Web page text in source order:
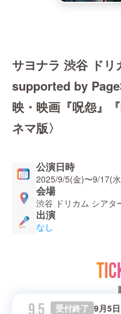
サヨナラ 渋谷 ドリ
supported by
映・映画『呪怨』
ネマ版〉
公演日時
2025/9/5(金)〜9/17(
会場
渋谷 ドリカム シアタ
出演
なし
受付終了